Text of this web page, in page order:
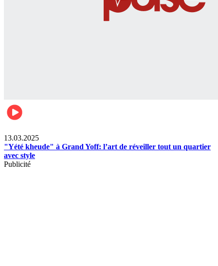
13.03.2025
"Yété kheude" à Grand Yoff: l’art de réveiller tout un quartier
avec style
Publicité